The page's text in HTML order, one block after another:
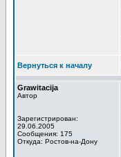
Вернуться к началу
Grawitacija
Автор
Зарегистрирован:
29.06.2005
Сообщения: 175
Откуда: Ростов-на-Дону